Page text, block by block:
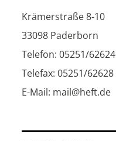
Krämerstraße 8-10
33098 Paderborn
Telefon: 05251/62624
Telefax: 05251/62628
E-Mail: mail@heft.de